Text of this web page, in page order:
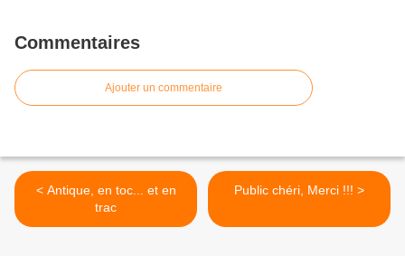
Commentaires
Ajouter un commentaire
< Antique, en toc... et en
trac
Public chéri, Merci !!! >